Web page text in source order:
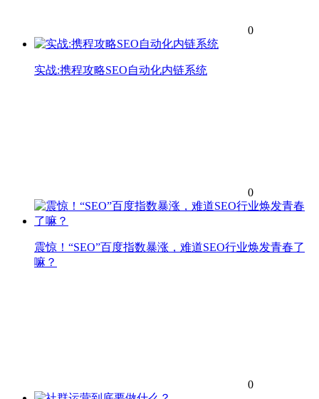
0
实战:携程攻略SEO自动化内链系统
0
震惊！“SEO”百度指数暴涨，难道SEO行业焕发青春了
嘛？
0